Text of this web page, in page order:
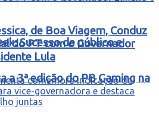
Sucesso de público e
a 3ª edição do PB Gaming na
de Boa Viagem, Conduz
do PT com o Governador
Lula